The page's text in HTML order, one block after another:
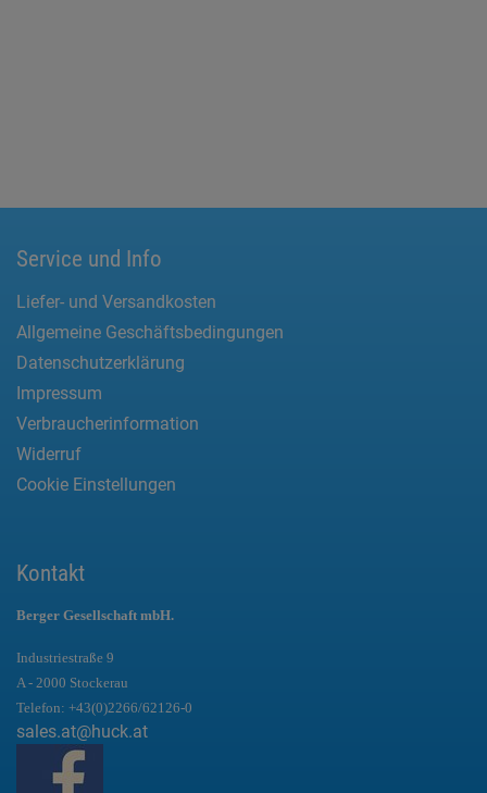
Service und Info
Liefer- und Versandkosten
Allgemeine Geschäftsbedingungen
Datenschutzerklärung
Impressum
Verbraucherinformation
Widerruf
Cookie Einstellungen
Kontakt
Berger Gesellschaft mbH.
Industriestraße 9
A - 2000 Stockerau
Telefon: +43(0)2266/62126-0
sales.at@huck.at